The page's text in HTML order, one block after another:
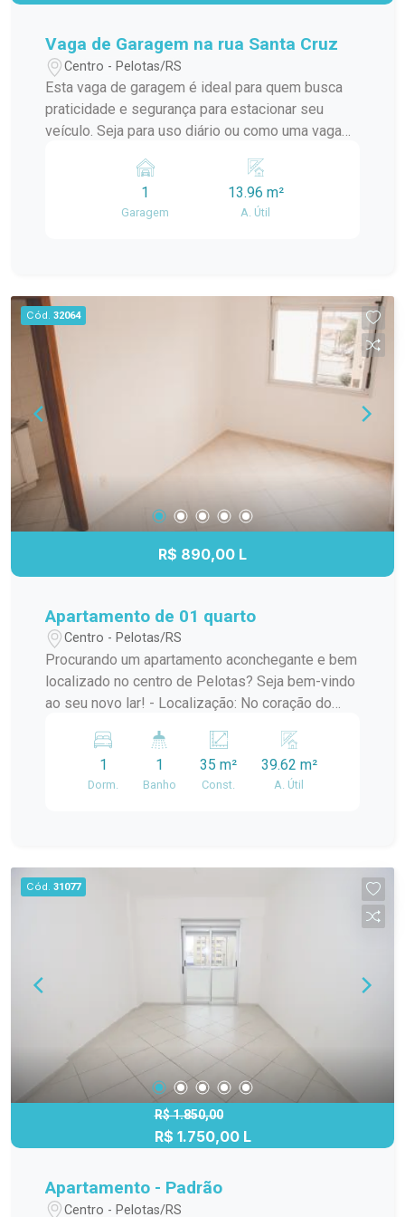
Vaga de Garagem na rua Santa Cruz
Centro - Pelotas/RS
Esta vaga de garagem é ideal para quem busca
praticidade e segurança para estacionar seu
veículo. Seja para uso diário ou como uma vaga
obter mais informações ou agendar uma visita
para ver a vaga pessoalmente. Estamos à
1
Garagem
13.96 m²
A. Útil
Cód. 32064
R$ 890,00 L
Apartamento de 01 quarto
Centro - Pelotas/RS
Procurando um apartamento aconchegante e bem
localizado no centro de Pelotas? Seja bem-vindo
ao seu novo lar! - Localização: No coração do
precisa. - Dormitório: Um quarto espaçoso e
confortável para seu descanso. - Vaga de
Garagem: Disponível, se desejar, por um adicional
serviços, comércio e transporte público. Agende
uma visita agora mesmo e faça deste lugar o seu
1
Dorm.
1
Banho
35 m²
Const.
39.62 m²
A. Útil
Cód. 31077
R$ 1.850,00
R$ 1.750,00 L
Apartamento - Padrão
Centro - Pelotas/RS